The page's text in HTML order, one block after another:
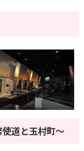
道と玉村町～